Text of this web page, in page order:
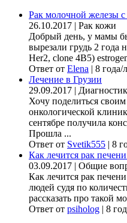
Рак молочной железы с
26.10.2017 | Рак кожи
Добрый день, у мамы
вырезали грудь 2 года
Her2, clone 4B5)
Ответ от Elena | 8 года/
Лечение в Грузии
29.09.2017 |
Хочу поделиться
онкологической
сентябре получила
Прошла ...
Ответ от Svetik555 | 8
Как лечится рак
03.09.2017 | Общие
Как лечится рак
людей судя по
рассказать про такой
Ответ от psiholog | 8